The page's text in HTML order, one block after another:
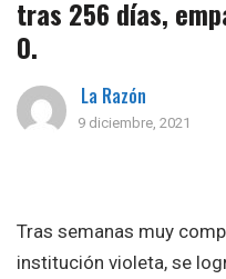
tras 256 días,
0.
La Razón
9 diciembre, 2021
Tras semanas muy
institución violeta, se